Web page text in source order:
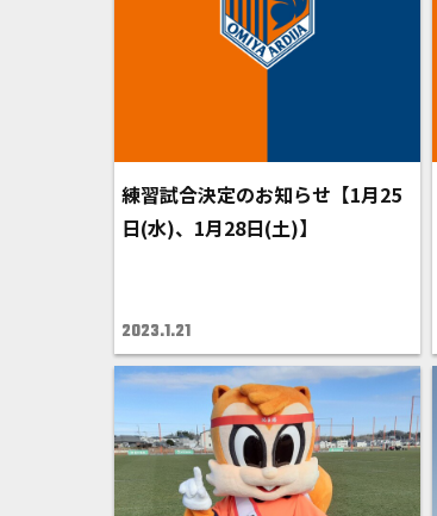
練習試合決定のお知らせ【1月25
日(水)、1月28日(土)】
2023.1.21